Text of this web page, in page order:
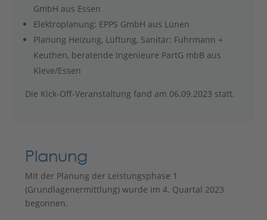
GmbH aus Essen
Elektroplanung: EPPS GmbH aus Lünen
Planung Heizung, Lüftung, Sanitär: Fuhrmann +
Keuthen, beratende Ingenieure PartG mbB aus
Kleve/Essen
Die Kick-Off-Veranstaltung fand am 06.09.2023 statt.
Planung
Mit der Planung der Leistungsphase 1
(Grundlagenermittlung) wurde im 4. Quartal 2023
begonnen.